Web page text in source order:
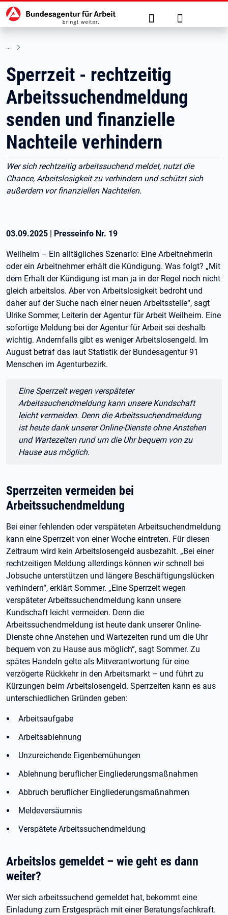
zu den Hauptinhalten springen
Hauptnavigation Suche Anmelden
Sperrzeit - rechtzeitig
Arbeitssuchendmeldung
senden und finanzielle
Nachteile verhindern
Wer sich rechtzeitig arbeitssuchend meldet, nutzt die
Chance, Arbeitslosigkeit zu verhindern und schützt sich
außerdem vor finanziellen Nachteilen.
03.09.2025 | Presseinfo Nr. 19
Weilheim – Ein alltägliches Szenario: Eine Arbeitnehmerin
oder ein Arbeitnehmer erhält die Kündigung. Was folgt? „Mit
dem Erhalt der Kündigung ist man ja in der Regel noch nicht
gleich arbeitslos. Aber von Arbeitslosigkeit bedroht und
daher auf der Suche nach einer neuen Arbeitsstelle“, sagt
Ulrike Sommer, Leiterin der Agentur für Arbeit Weilheim. Eine
sofortige Meldung bei der Agentur für Arbeit sei deshalb
wichtig. Andernfalls gibt es weniger Arbeitslosengeld. Im
August betraf das laut Statistik der Bundesagentur 91
Menschen im Agenturbezirk.
Zitat:
Eine Sperrzeit wegen verspäteter
Arbeitssuchendmeldung kann unsere Kundschaft
leicht vermeiden. Denn die Arbeitssuchendmeldung
ist heute dank unserer Online-Dienste ohne Anstehen
und Wartezeiten rund um die Uhr bequem von zu
Hause aus möglich.
Sperrzeiten vermeiden bei
Arbeitssuchendmeldung
Bei einer fehlenden oder verspäteten Arbeitsuchendmeldung
kann eine Sperrzeit von einer Woche eintreten. Für diesen
Zeitraum wird kein Arbeitslosengeld ausbezahlt. „Bei einer
rechtzeitigen Meldung allerdings können wir schnell bei
Jobsuche unterstützen und längere Beschäftigungslücken
verhindern“, erklärt Sommer. „Eine Sperrzeit wegen
verspäteter Arbeitssuchendmeldung kann unsere
Kundschaft leicht vermeiden. Denn die
Arbeitssuchendmeldung ist heute dank unserer Online-
Dienste ohne Anstehen und Wartezeiten rund um die Uhr
bequem von zu Hause aus möglich“, sagt Sommer. Zu
spätes Handeln gelte als Mitverantwortung für eine
verzögerte Rückkehr in den Arbeitsmarkt – und führt zu
Kürzungen beim Arbeitslosengeld. Sperrzeiten kann es aus
unterschiedlichen Gründen geben:
Arbeitsaufgabe
Arbeitsablehnung
Unzureichende Eigenbemühungen
Ablehnung beruflicher Eingliederungsmaßnahmen
Abbruch beruflicher Eingliederungsmaßnahmen
Meldeversäumnis
Verspätete Arbeitssuchendmeldung
Arbeitslos gemeldet – wie geht es dann
weiter?
Wer sich arbeitssuchend gemeldet hat, bekommt eine
Einladung zum Erstgespräch mit einer Beratungsfachkraft.